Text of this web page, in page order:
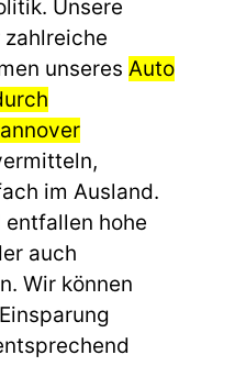
Unsere
zahlreiche
unseres Auto
im Ausland.
entfallen hohe
auch
Wir können